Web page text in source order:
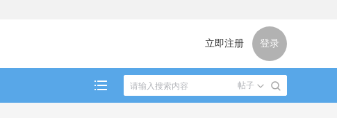
立即注册 登录
帖子